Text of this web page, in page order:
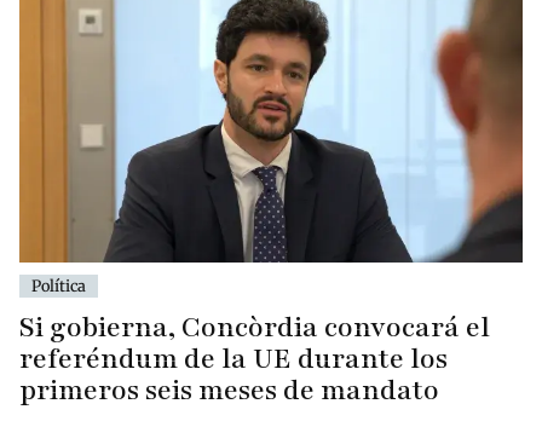
Política
Si gobierna, Concòrdia convocará el
referéndum de la UE durante los
primeros seis meses de mandato